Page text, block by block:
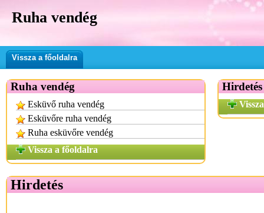
Ruha vendég
Vissza a főoldalra
Ruha vendég
Esküvő ruha vendég
Esküvőre ruha vendég
Ruha esküvőre vendég
Vissza a főoldalra
Hirdetés
Hirdetés